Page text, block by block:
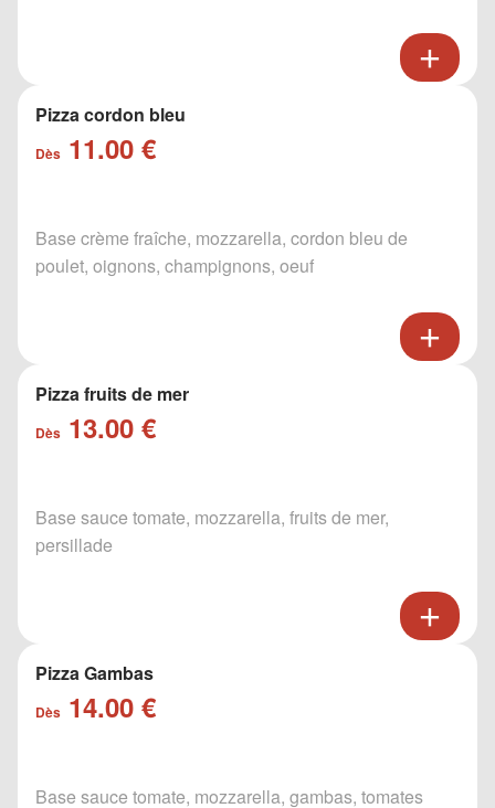
Pizza cordon bleu
Dès 11.00 €
Base crème fraîche, mozzarella, cordon bleu de
poulet, oignons, champignons, oeuf
Pizza fruits de mer
Dès 13.00 €
Base sauce tomate, mozzarella, fruits de mer,
persillade
Pizza Gambas
Dès 14.00 €
Base sauce tomate, mozzarella, gambas, tomates